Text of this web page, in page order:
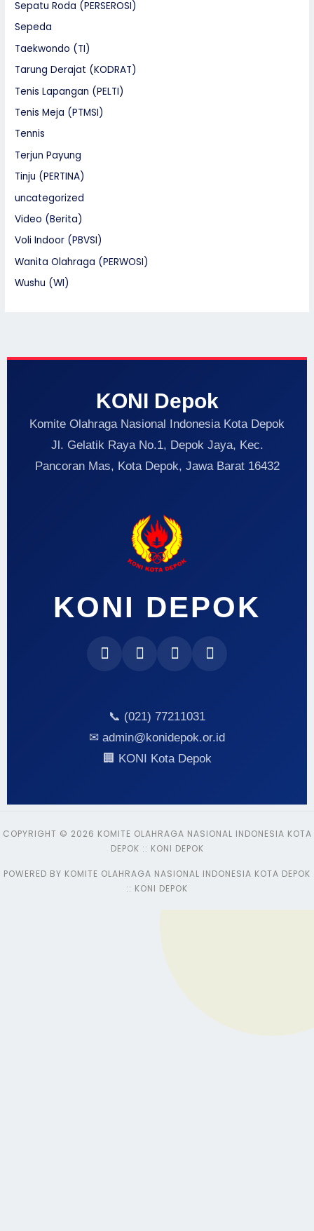
Sepatu Roda (PERSEROSI)
Sepeda
Taekwondo (TI)
Tarung Derajat (KODRAT)
Tenis Lapangan (PELTI)
Tenis Meja (PTMSI)
Tennis
Terjun Payung
Tinju (PERTINA)
uncategorized
Video (Berita)
Voli Indoor (PBVSI)
Wanita Olahraga (PERWOSI)
Wushu (WI)
KONI Depok
Komite Olahraga Nasional Indonesia Kota Depok
Jl. Gelatik Raya No.1, Depok Jaya, Kec.
Pancoran Mas, Kota Depok, Jawa Barat 16432
KONI DEPOK
📞 (021) 77211031
✉ admin@konidepok.or.id
🏢 KONI Kota Depok
COPYRIGHT © 2026 KOMITE OLAHRAGA NASIONAL INDONESIA KOTA
DEPOK :: KONI DEPOK
POWERED BY KOMITE OLAHRAGA NASIONAL INDONESIA KOTA DEPOK
:: KONI DEPOK